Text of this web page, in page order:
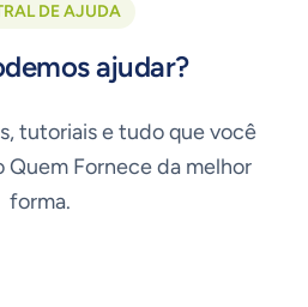
DE AJUDA
ajudar?
tutoriais e tudo que você
Quem Fornece da melhor
forma.